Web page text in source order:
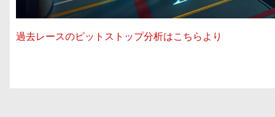
過去レースのピットストップ分析はこちらより